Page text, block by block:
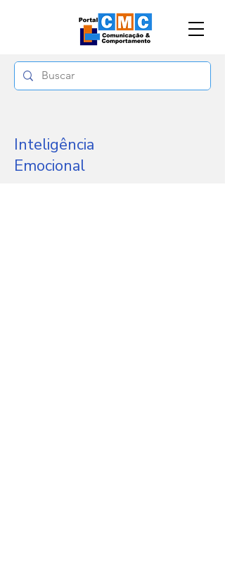
Inteligência
Emocional